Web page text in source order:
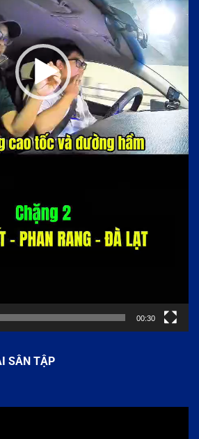
00:30
SÂN TẬP